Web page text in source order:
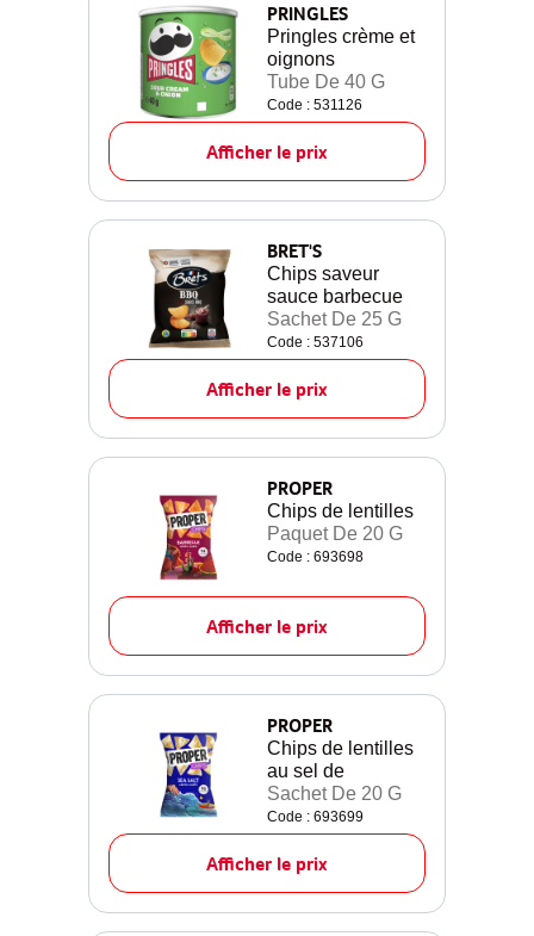
PRINGLES
Pringles crème et
oignons
Tube De 40 G
Code : 531126
Afficher le prix
BRET'S
Chips saveur
sauce barbecue
Sachet De 25 G
Code : 537106
Afficher le prix
PROPER
Chips de lentilles
Paquet De 20 G
Code : 693698
Afficher le prix
PROPER
Chips de lentilles
au sel de
Sachet De 20 G
Code : 693699
Afficher le prix